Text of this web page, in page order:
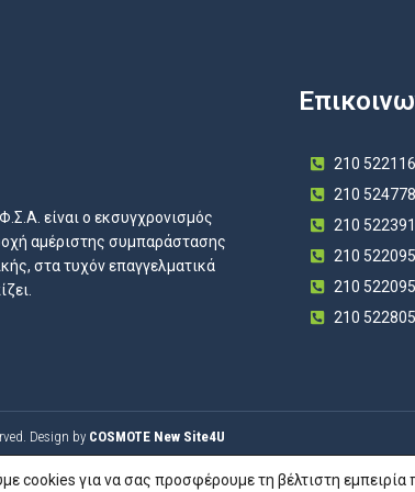
είναι ο εκσυγχρονισμός
αμέριστης συμπαράστασης
στα τυχόν επαγγελματικά
210
210
210
210
210
210
Design by COSMOTE New Site4U
cookies για να σας προσφέρουμε τη βέλτιστη εμπειρία